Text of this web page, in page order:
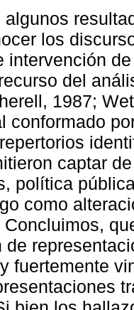
algunos
los
intervención
del
1987;
conformado
captar
política
como
de
fuertemente